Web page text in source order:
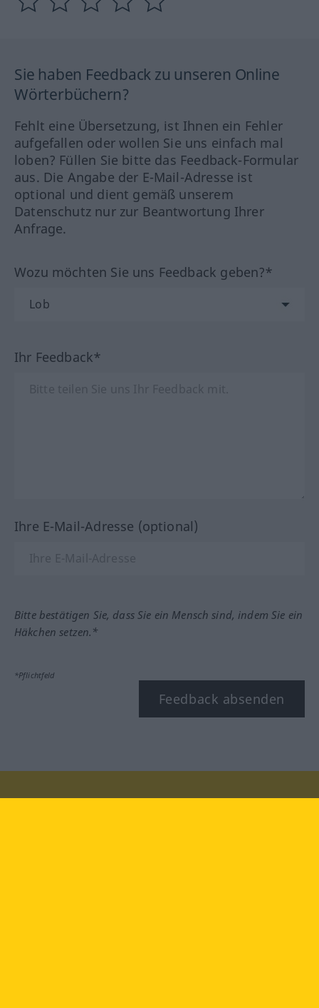
Sie haben Feedback zu unseren Online
Wörterbüchern?
Fehlt eine Übersetzung, ist Ihnen ein Fehler
aufgefallen oder wollen Sie uns einfach mal
loben? Füllen Sie bitte das Feedback-Formular
aus. Die Angabe der E-Mail-Adresse ist
optional und dient gemäß unserem
Datenschutz nur zur Beantwortung Ihrer
Anfrage.
Wozu möchten Sie uns Feedback geben?*
Ihr Feedback*
Ihre E-Mail-Adresse (optional)
Bitte bestätigen Sie, dass Sie ein Mensch sind, indem Sie ein
Häkchen setzen.*
*Pflichtfeld
Feedback absenden